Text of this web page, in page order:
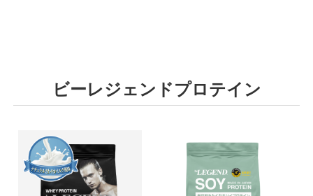
ビーレジェンドプロテイン